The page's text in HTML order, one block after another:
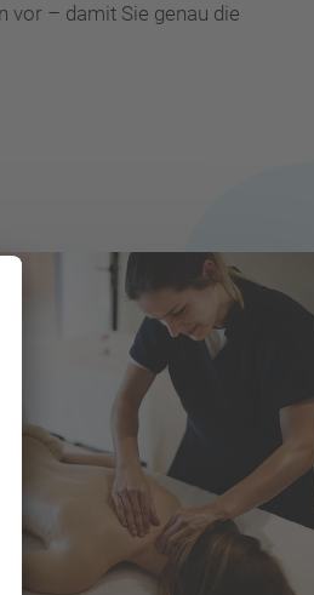
vor – damit Sie genau die